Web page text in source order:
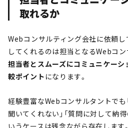
取れるか
Webコンサルティング会社に依頼し
してくれるのは担当となるWebコン
担当者とスムーズにコミュニケー
較ポイント になります。
経験豊富なWebコンサルタントでも
聞いてくれない」「質問に対して納
いうケースは残念ながら存在します。